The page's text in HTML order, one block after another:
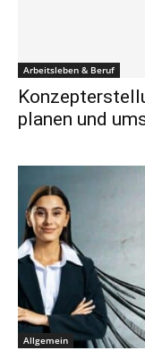
Arbeitsleben & Beruf
planen und
Allgemein